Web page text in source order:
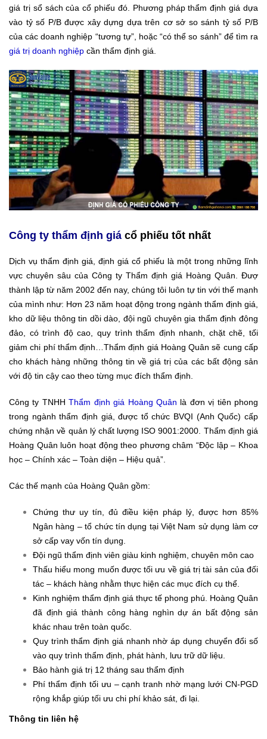
giá trị sổ sách của cổ phiếu đó. Phương pháp thẩm định giá dựa
vào tỷ số P/B được xây dựng dựa trên cơ sở so sánh tỷ số P/B
của các doanh nghiệp “tương tự”, hoặc “có thể so sánh” để tìm ra
giá trị doanh nghiệp cần thẩm định giá.
Công ty thẩm định giá cổ phiếu tốt nhất
Dịch vụ thẩm định giá, định giá cổ phiếu là một trong những lĩnh
vực chuyên sâu của Công ty Thẩm định giá Hoàng Quân. Đượ
thành lập từ năm 2002 đến nay, chúng tôi luôn tự tin với thế mạnh
của mình như: Hơn 23 năm hoạt động trong ngành thẩm định giá,
kho dữ liệu thông tin dồi dào, đội ngũ chuyên gia thẩm định đông
đảo, có trình độ cao, quy trình thẩm định nhanh, chặt chẽ, tối
giảm chi phí thẩm định…Thẩm định giá Hoàng Quân sẽ cung cấp
cho khách hàng những thông tin về giá trị của các bất động sản
với độ tin cậy cao theo từng mục đích thẩm định.
Công ty TNHHThẩm định giá Hoàng Quân là đơn vị tiên phong
trong ngành thẩm định giá, được tổ chức BVQI (Anh Quốc) cấp
chứng nhận về quản lý chất lượng ISO 9001:2000. Thẩm định giá
Hoàng Quân luôn hoạt động theo phương châm “Độc lập – Khoa
học – Chính xác – Toàn diện – Hiệu quả”.
Các thế mạnh của Hoàng Quân gồm:
Chứng thư uy tín, đủ điều kiện pháp lý, được hơn 85%
Ngân hàng – tổ chức tín dụng tại Việt Nam sử dụng làm cơ
sở cấp vay vốn tín dụng.
Đội ngũ thẩm định viên giàu kinh nghiệm, chuyên môn cao
Thấu hiểu mong muốn được tối ưu về giá trị tài sản của đối
tác – khách hàng nhằm thực hiện các mục đích cụ thể.
Kinh nghiệm thẩm định giá thực tế phong phú. Hoàng Quân
đã định giá thành công hàng nghìn dự án bất động sản
khác nhau trên toàn quốc.
Quy trình thẩm định giá nhanh nhờ áp dụng chuyển đổi số
vào quy trình thẩm định, phát hành, lưu trữ dữ liệu.
Bảo hành giá trị 12 tháng sau thẩm định
Phí thẩm định tối ưu – cạnh tranh nhờ mạng lưới CN-PGD
rộng khắp giúp tối ưu chi phí khảo sát, đi lại.
​Thông tin liên hệ